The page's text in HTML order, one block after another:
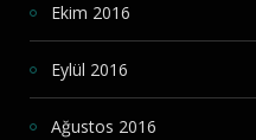
Ekim 2016
Eylül 2016
Ağustos 2016